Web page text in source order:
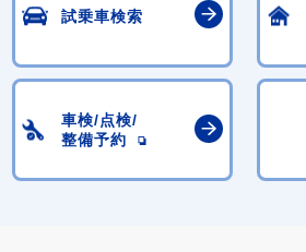
試乗車検索
車検/点検/
整備予約